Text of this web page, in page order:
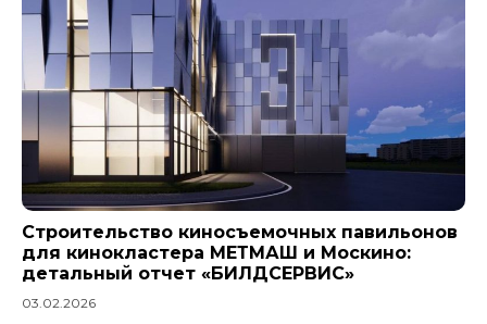
Строительство киносъемочных павильонов
для кинокластера МЕТМАШ и Москино:
детальный отчет «БИЛДСЕРВИС»
03.02.2026